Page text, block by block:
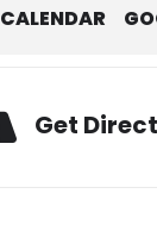
CALENDAR
Get